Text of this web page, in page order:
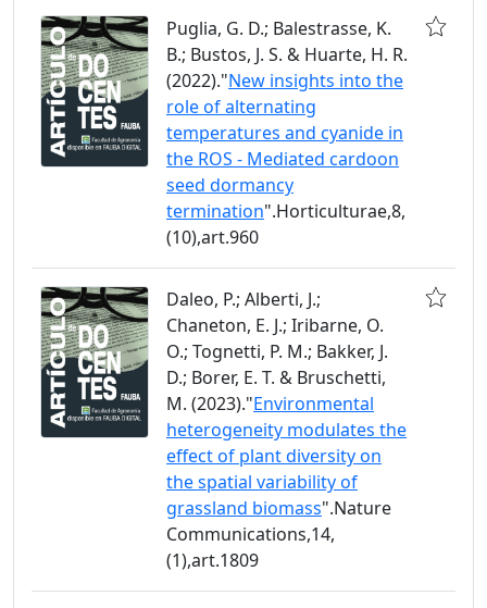
Puglia, G. D.; Balestrasse, K.
B.; Bustos, J. S. & Huarte, H. R.
(2022)."New insights into the
role of alternating
temperatures and cyanide in
the ROS - Mediated cardoon
seed dormancy
termination".Horticulturae,8,
(10),art.960
Daleo, P.; Alberti, J.;
Chaneton, E. J.; Iribarne, O.
O.; Tognetti, P. M.; Bakker, J.
D.; Borer, E. T. & Bruschetti,
M. (2023)."Environmental
heterogeneity modulates the
effect of plant diversity on
the spatial variability of
grassland biomass".Nature
Communications,14,
(1),art.1809